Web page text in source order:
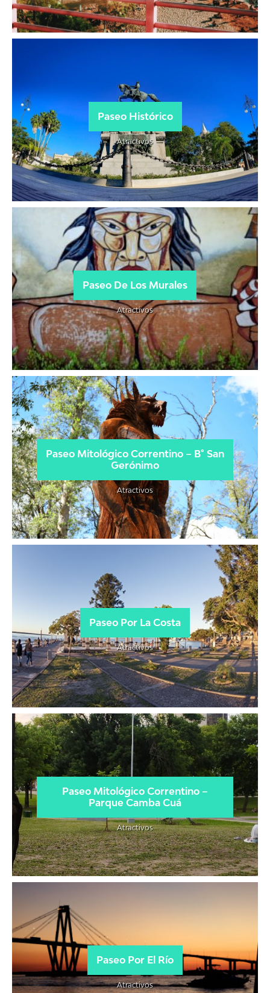
Paseo Histórico
Atractivos
Paseo De Los Murales
Atractivos
Paseo Mitológico Correntino – B° San
Gerónimo
Atractivos
Paseo Por La Costa
Atractivos
Paseo Mitológico Correntino –
Parque Camba Cuá
Atractivos
Paseo Por El Río
Atractivos